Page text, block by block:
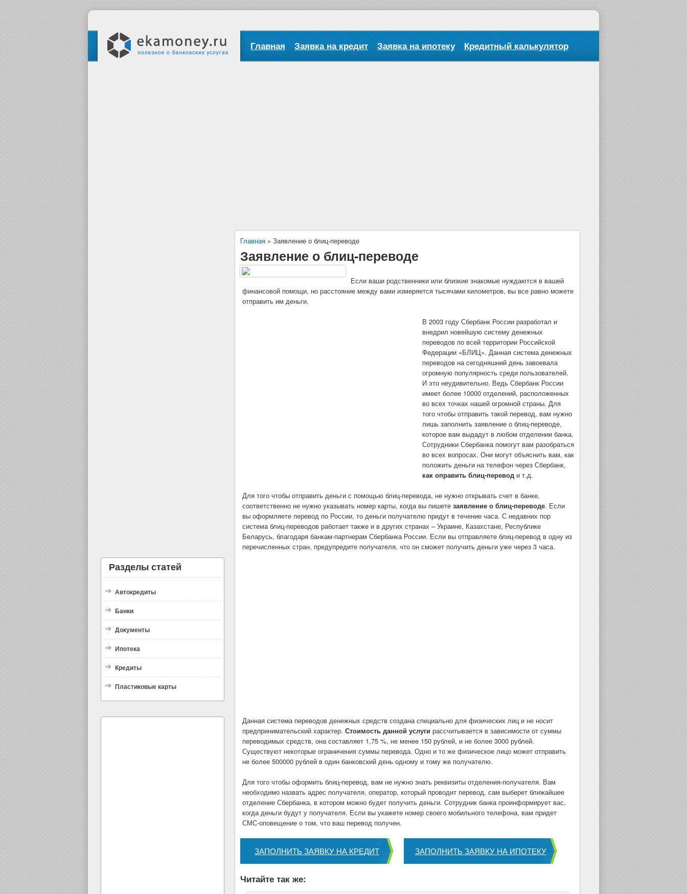
Главная Заявка на кредит Заявка на ипотеку Кредитный калькулятор
Разделы статей
Автокредиты
Банки
Документы
Ипотека
Кредиты
Пластиковые карты
Главная » Заявление о блиц-переводе
Заявление о блиц-переводе
Если ваши родственники или близкие знакомые нуждаются в вашей
финансовой помощи, но расстояние между вами измеряется тысячами километров, вы все равно можете
отправить им деньги.
В 2003 году Сбербанк России разработал и
внедрил новейшую систему денежных
переводов по всей территории Российской
Федерации «БЛИЦ». Данная система денежных
переводов на сегодняшний день завоевала
огромную популярность среди пользователей.
И это неудивительно. Ведь Сбербанк России
имеет более 10000 отделений, расположенных
во всех точках нашей огромной страны. Для
того чтобы отправить такой перевод, вам нужно
лишь заполнить заявление о блиц-переводе,
которое вам выдадут в любом отделении банка.
Сотрудники Сбербанка помогут вам разобраться
во всех вопросах. Они могут объяснить вам, как
положить деньги на телефон через Сбербанк,
как оправить блиц-перевод и т.д.
Для того чтобы отправить деньги с помощью блиц-перевода, не нужно открывать счет в банке,
соответственно не нужно указывать номер карты, когда вы пишете заявление о блиц-переводе. Если
вы оформляете перевод по России, то деньги получателю придут в течение часа. С недавних пор
система блиц-переводов работает также и в других странах – Украине, Казахстане, Республике
Беларусь, благодаря банкам-партнерам Сбербанка России. Если вы отправляете блиц-перевод в одну из
перечисленных стран, предупредите получателя, что он сможет получить деньги уже через 3 часа.
Данная система переводов денежных средств создана специально для физических лиц и не носит
предпринимательский характер. Стоимость данной услуги рассчитывается в зависимости от суммы
переводимых средств, она составляет 1,75 %, не менее 150 рублей, и не более 3000 рублей.
Существуют некоторые ограничения суммы перевода. Одно и то же физическое лицо может отправить
не более 500000 рублей в один банковский день одному и тому же получателю.
Для того чтобы оформить блиц-перевод, вам не нужно знать реквизиты отделения-получателя. Вам
необходимо назвать адрес получателя, оператор, который проводит перевод, сам выберет ближайшее
отделение Сбербанка, в котором можно будет получить деньги. Сотрудник банка проинформирует вас,
когда деньги будут у получателя. Если вы укажете номер своего мобильного телефона, вам придет
СМС-оповещение о том, что ваш перевод получен.
ЗАПОЛНИТЬ ЗАЯВКУ НА КРЕДИТ ЗАПОЛНИТЬ ЗАЯВКУ НА ИПОТЕКУ
Читайте так же: